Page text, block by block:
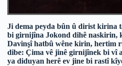
Ji dema peyda bûn û dirist kirina
bi girnijîna Jokond dihê naskirin,
Davinşî hatbû wêne kirin, hertim
dibe: Çima vê jinê girnijînek bi vî
ya diduyan herê ev jine bi rastî